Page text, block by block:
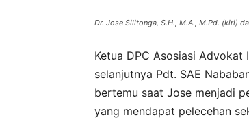
Dr. Jose Silitonga, S.H., M.A., M.Pd. (kiri)
Ketua DPC Asosiasi Advokat
selanjutnya Pdt. SAE
bertemu saat Jose menjadi
yang mendapat pelecehan